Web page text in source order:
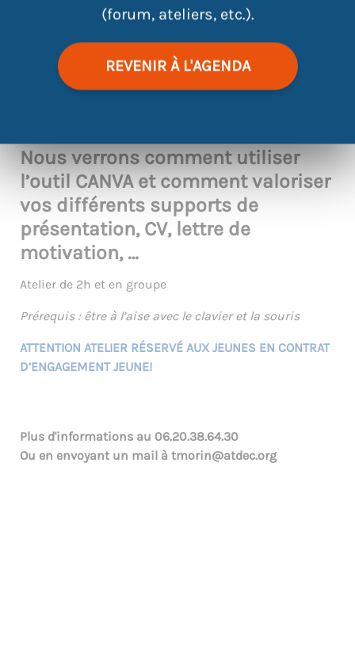
(forum, ateliers, etc.).
REVENIR À L'AGENDA
© contributors
Nous verrons comment utiliser
l’outil CANVA et comment valoriser
vos différents supports de
présentation, CV, lettre de
motivation, …
Atelier de 2h et en groupe
Prérequis : être à l’aise avec le clavier et la souris
ATTENTION ATELIER RÉSERVÉ AUX JEUNES EN CONTRAT
D’ENGAGEMENT JEUNE!
Plus d'informations au 06.20.38.64.30
Ou en envoyant un mail à tmorin@atdec.org